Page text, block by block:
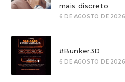
mais discreto
6 DE AGOSTO DE 2026
#Bunker3D
6 DE AGOSTO DE 2026